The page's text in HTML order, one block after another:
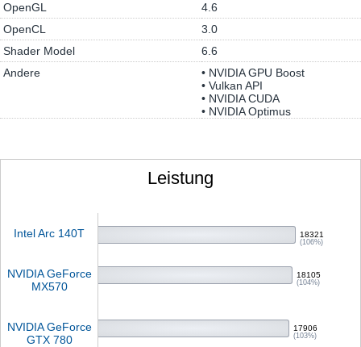
OpenGL
4.6
OpenCL
3.0
Shader Model
6.6
Andere
• NVIDIA GPU Boost
• Vulkan API
• NVIDIA CUDA
• NVIDIA Optimus
Leistung
Intel Arc 140T 18321
(106%)
NVIDIA GeForce
MX570
18105
(104%)
NVIDIA GeForce
GTX 780
17906
(103%)